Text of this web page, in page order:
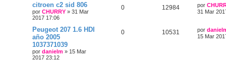
citroen c2 sid 806
por CHURRY » 31 Mar
2017 17:06
0 12984 por
31 Mar
Peugeot 207 1.6 HDI
año 2005
1037371039
por danielm » 15 Mar
2017 23:12
0 10531 por
15 Mar